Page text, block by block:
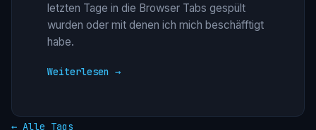
letzten Tage in die Browser Tabs gespült
wurden oder mit denen ich mich beschäfftigt
habe.
Weiterlesen →
← Alle Tags